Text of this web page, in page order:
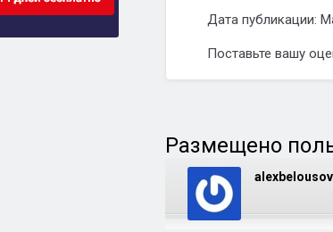
Дата публикации:
Поставьте вашу
Размещено
alexbelousov